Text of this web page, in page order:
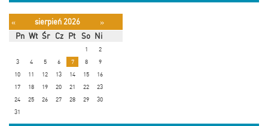
« sierpień 2026
»
Pn Wt Śr Cz Pt So Ni
1
2
3
4 5 6 7 8
9
10
11 12 13 14 15
16
17
18 19 20 21 22
23
24
25 26 27 28 29
30
31